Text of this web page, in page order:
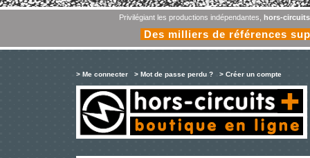
Privilégiant les productions indépendantes, hors-
Des milliers de références
> Me connecter > Mot de passe perdu ? > Créer un compte